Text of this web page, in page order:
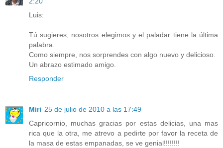
Luis:
Tú sugieres, nosotros elegimos y el paladar tiene la última
palabra.
Como siempre, nos sorprendes con algo nuevo y delicioso.
Un abrazo estimado amigo.
Responder
Miri 25 de julio de 2010 a las 17:49
Capricornio, muchas gracias por estas delicias, una mas
rica que la otra, me atrevo a pedirte por favor la receta de
la masa de estas empanadas, se ve genial!!!!!!!!